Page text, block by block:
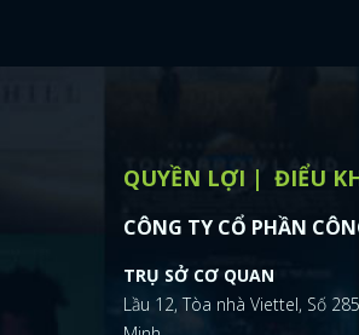
QUYỀN LỢI ĐIỂU
CÔNG TY CỔ PHẦN
TRỤ SỞ CƠ QUAN
Lầu 12, Tòa nhà Viettel, Số